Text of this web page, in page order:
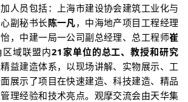
人员包括：上海市建设协会建筑工业化与
副秘书长陈一凡，中海地产项目工程经理
，中建一局一公司副总经理、总工程师崔
区域联盟内21家单位的总工、教授和研究
益建造体系，以现场讲解、实物展示、工
展示了项目在快速建造、科技建造、精品
理经验和技术亮点。观摩交流会由天华集